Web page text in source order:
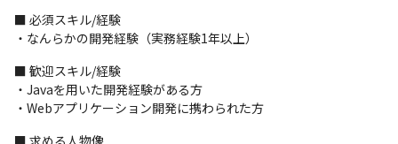
ー、Google Chat、Gメールなど）
※案件ごとに利用ツールが異なる可能性があります
■ この仕事の面白み・魅力
・大手SIerや優良企業と直接取引を行っており、チーム全員が一緒
になって、上流（ツール検証、基本構想、要件定義、基本設計）
■ 必須スキル/経験
・なんらかの開発経験（実務経験1年以上）
■ 歓迎スキル/経験
・Javaを用いた開発経験がある方
・Webアプリケーション開発に携わられた方
■ 求める人物像